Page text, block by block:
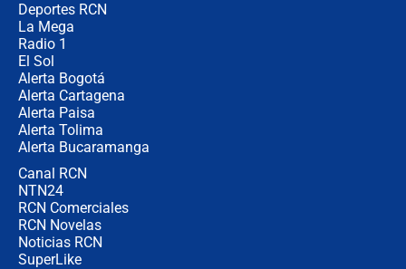
Deportes RCN
La Mega
Radio 1
El Sol
Alerta Bogotá
Alerta Cartagena
Alerta Paisa
Alerta Tolima
Alerta Bucaramanga
Canal RCN
NTN24
RCN Comerciales
RCN Novelas
Noticias RCN
SuperLike